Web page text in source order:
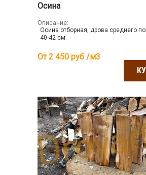
Осина
Описание:
Осина отборная, дрова среднего
40-42 см.
От 2 450 руб /м3